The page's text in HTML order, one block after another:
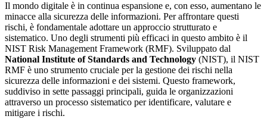
Il mondo digitale è in continua espansione e, con esso, aumentano le
minacce alla sicurezza delle informazioni. Per affrontare questi
rischi, è fondamentale adottare un approccio strutturato e
sistematico. Uno degli strumenti più efficaci in questo ambito è il
NIST Risk Management Framework (RMF). Sviluppato dal
National Institute of Standards and Technology (NIST), il NIST
RMF è uno strumento cruciale per la gestione dei rischi nella
sicurezza delle informazioni e dei sistemi. Questo framework,
suddiviso in sette passaggi principali, guida le organizzazioni
attraverso un processo sistematico per identificare, valutare e
mitigare i rischi.